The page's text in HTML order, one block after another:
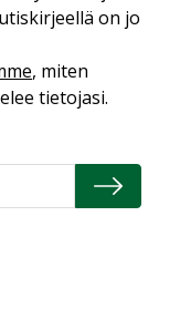
on
on jo
, miten
tietojasi.